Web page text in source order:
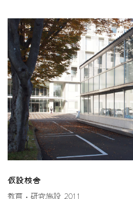
仮設校舎
教育・研究施設 2011